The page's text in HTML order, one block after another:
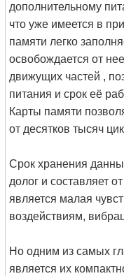
дополнительному
что уже имеется в
памяти легко
освобождается от
движущих частей ,
питания и срок её
Карты памяти
от десятков тысяч
Срок хранения
долог и составляет
является малая
воздействиям,
Но одним из самых
является их